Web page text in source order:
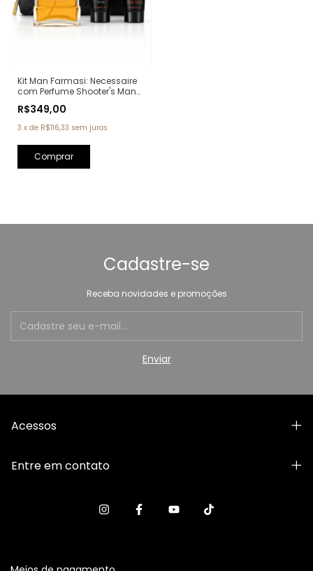
Kit Man Farmasi: Necessaire
com Perfume Shooter's Man
Barba 100ml + Sabonete
100ml (Ref. Olfativa: One
Million Paco Rabanne)
R$349,00
3 x de R$116,33 sem juros
Cadastre-se
Receba novidades e promoções
Acessos
Entre em contato